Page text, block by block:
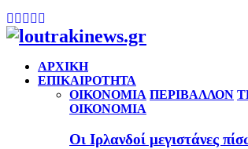
Facebook
Twitter
Instagram
Pinterest
ΑΡΧΙΚΗ
ΕΠΙΚΑΙΡΟΤΗΤΑ
ΟΙΚΟΝΟΜΙΑ ΠΕΡΙΒΑΛΛΟΝ
ΟΙΚΟΝΟΜΙΑ
Οι Ιρλανδοί μεγιστάνες